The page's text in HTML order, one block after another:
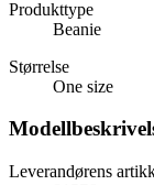
Produkttype
Beanie
Størrelse
One size
Leverandørens